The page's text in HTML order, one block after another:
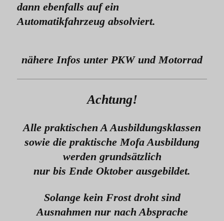
dann ebenfalls auf ein
Automatikfahrzeug absolviert.
nähere Infos unter PKW und Motorrad
Achtung!
Alle praktischen A Ausbildungsklassen
sowie die praktische Mofa Ausbildung
werden grundsätzlich
nur bis Ende Oktober ausgebildet.
Solange kein Frost droht sind
Ausnahmen nur nach Absprache